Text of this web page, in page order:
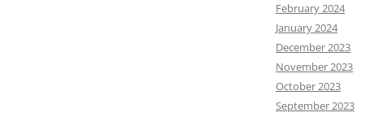
February 2024
January 2024
December 2023
November 2023
October 2023
September 2023